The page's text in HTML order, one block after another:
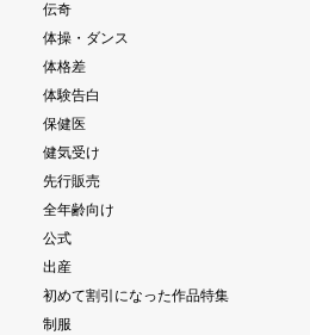
伝奇
体操・ダンス
体格差
体験告白
保健医
健気受け
先行販売
全年齢向け
公式
出産
初めて割引になった作品特集
制服